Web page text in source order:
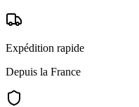
Expédition rapide
Depuis la France